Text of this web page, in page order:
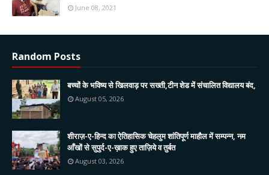
June 08, 2021
Random Posts
बच्चों के भविष्य से खिलवाड़ पर सख्ती,टीन शेड में संचालित विद्यालय बंद,
August 05, 2026
शीराज़-ए-हिन्द का ऐतिहासिक चेहलुम शांतिपूर्ण माहौल में सम्पन्न, नम
आँखों से सुपुर्द-ए-ख़ाक हुए ताज़िये व तुर्बत
August 03, 2026